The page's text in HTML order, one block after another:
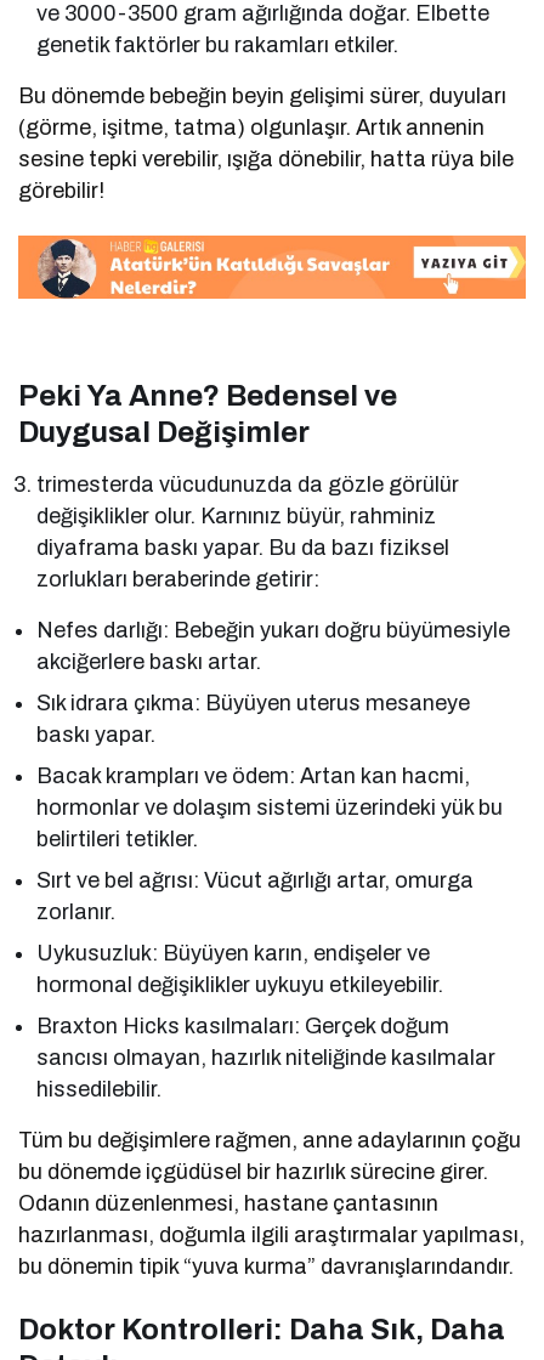
ve 3000-3500 gram ağırlığında doğar. Elbette
genetik faktörler bu rakamları etkiler.
Bu dönemde bebeğin beyin gelişimi sürer, duyuları
(görme, işitme, tatma) olgunlaşır. Artık annenin
sesine tepki verebilir, ışığa dönebilir, hatta rüya bile
görebilir!
Peki Ya Anne? Bedensel ve
Duygusal Değişimler
trimesterda vücudunuzda da gözle görülür
değişiklikler olur. Karnınız büyür, rahminiz
diyaframa baskı yapar. Bu da bazı fiziksel
zorlukları beraberinde getirir:
Nefes darlığı: Bebeğin yukarı doğru büyümesiyle
akciğerlere baskı artar.
Sık idrara çıkma: Büyüyen uterus mesaneye
baskı yapar.
Bacak krampları ve ödem: Artan kan hacmi,
hormonlar ve dolaşım sistemi üzerindeki yük bu
belirtileri tetikler.
Sırt ve bel ağrısı: Vücut ağırlığı artar, omurga
zorlanır.
Uykusuzluk: Büyüyen karın, endişeler ve
hormonal değişiklikler uykuyu etkileyebilir.
Braxton Hicks kasılmaları: Gerçek doğum
sancısı olmayan, hazırlık niteliğinde kasılmalar
hissedilebilir.
Tüm bu değişimlere rağmen, anne adaylarının çoğu
bu dönemde içgüdüsel bir hazırlık sürecine girer.
Odanın düzenlenmesi, hastane çantasının
hazırlanması, doğumla ilgili araştırmalar yapılması,
bu dönemin tipik “yuva kurma” davranışlarındandır.
Doktor Kontrolleri: Daha Sık, Daha